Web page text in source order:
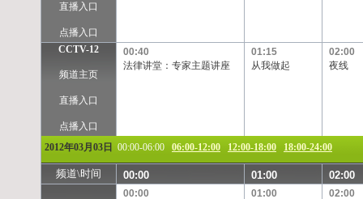
直播入口
点播入口
CCTV-12
频道主页
直播入口
点播入口
00:40
法律讲堂：专家主题讲座
01:15
从我做起
02:00
夜线
2012年03月03日 00:00-06:00 06:00-12:00 12:00-18:00 18:00-24:00
频道\时间 00:00 01:00 02:00
00:00 01:00 02:00